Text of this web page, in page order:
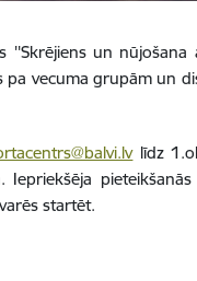
''Skrējiens un nūjošana
vecuma grupām un
līdz
startēt.